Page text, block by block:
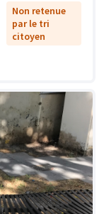
Non retenue
par le tri
citoyen